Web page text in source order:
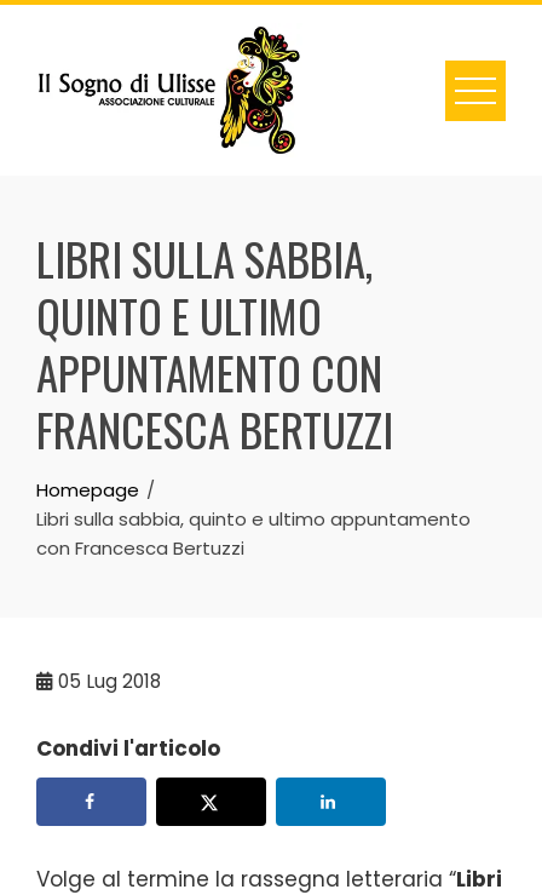
Skip
content
LIBRI SULLA SABBIA,
QUINTO E ULTIMO
APPUNTAMENTO CON
FRANCESCA BERTUZZI
Homepage
Libri sulla sabbia, quinto e ultimo appuntamento
con Francesca Bertuzzi
05 Lug 2018
Condivi l'articolo
Volge al termine la rassegna letteraria “Libri